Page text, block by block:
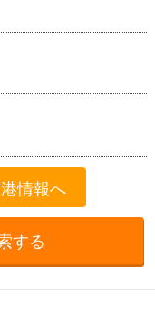
情報へ
する